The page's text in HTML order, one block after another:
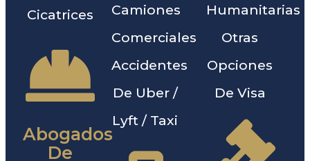
Cicatrices
Abogados
De
Camiones
Comerciales
Accidentes
De Uber /
Lyft / Taxi
Humanitarias
Otras
Opciones
De Visa